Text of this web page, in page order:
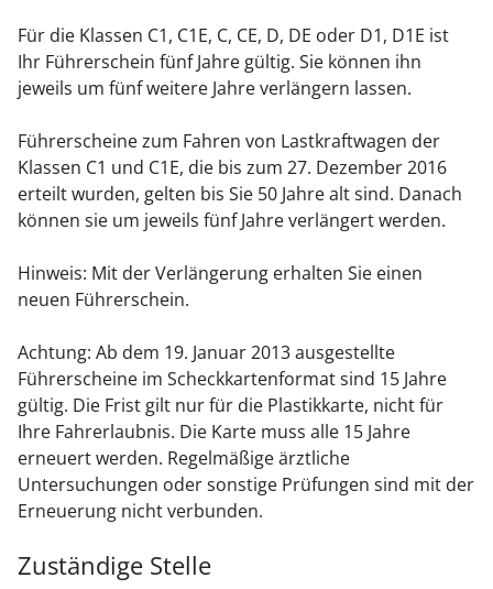
Für die Klassen C1, C1E, C, CE, D, DE oder D1, D1E ist
Ihr Führerschein fünf Jahre gültig. Sie können ihn
jeweils um fünf weitere Jahre verlängern lassen.
Führerscheine zum Fahren von Lastkraftwagen der
Klassen C1 und C1E, die bis zum 27. Dezember 2016
erteilt wurden, gelten bis Sie 50 Jahre alt sind. Danach
können sie um jeweils fünf Jahre verlängert werden.
Hinweis: Mit der Verlängerung erhalten Sie einen
neuen Führerschein.
Achtung: Ab dem 19. Januar 2013 ausgestellte
Führerscheine im Scheckkartenformat sind 15 Jahre
gültig. Die Frist gilt nur für die Plastikkarte, nicht für
Ihre Fahrerlaubnis. Die Karte muss alle 15 Jahre
erneuert werden. Regelmäßige ärztliche
Untersuchungen oder sonstige Prüfungen sind mit der
Erneuerung nicht verbunden.
Zuständige Stelle